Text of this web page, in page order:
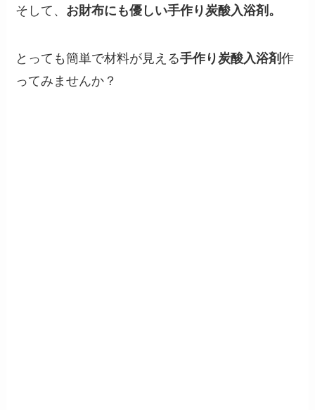
そして、 お財布にも優しい手作り炭酸入浴剤。
とっても簡単で材料が見える手作り炭酸入浴剤作
ってみませんか？